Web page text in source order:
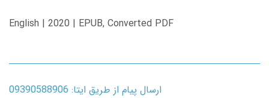
English | 2020 | EPUB, Converted PDF
ارسال پیام از طریق ایتا: 09390588906